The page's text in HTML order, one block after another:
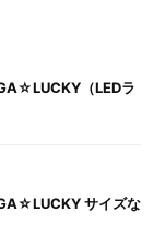
（LEDラ
サイズな